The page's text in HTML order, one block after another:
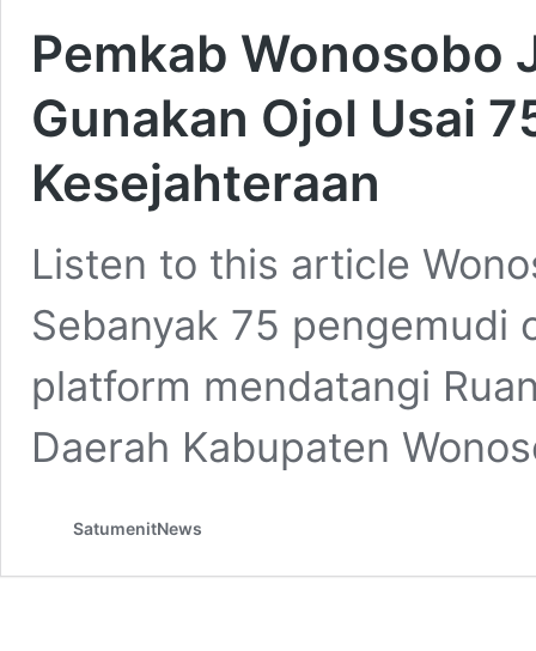
Pemkab Wonosobo
Gunakan Ojol Usai
Kesejahteraan
Listen to this article
Sebanyak 75 pengemudi
platform mendatangi
Daerah Kabupaten
SatumenitNews